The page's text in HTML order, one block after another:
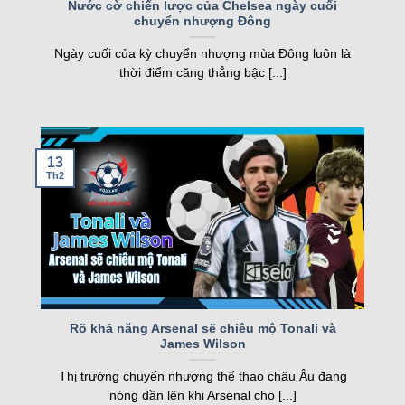
Loading more...
nghiệp, kqbd ngày càng khẳng định vị thế của
mình.
Các tính năng nổi bật của Kqbd – Kết
Một số tính năng nổi bật của kqbd
Trang web sở hữu nhiều tính năng vượt trội, đáp
ứng nhu cầu của cả người hâm mộ và cược thủ.
Nước cờ chiến lược của Chelsea ngày cuối
chuyển nhượng Đông
Ngày cuối của kỳ chuyển nhượng mùa Đông luôn là
thời điểm căng thẳng bậc [...]
Rõ khả năng Arsenal sẽ chiêu mộ Tonali và
James Wilson
Thị trường chuyển nhượng thể thao châu Âu đang
nóng dần lên khi Arsenal cho [...]
13
Th2